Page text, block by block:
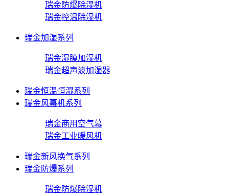
瑞金防爆除湿机
瑞金控温除湿机
瑞金加湿系列
瑞金湿膜加湿机
瑞金超声波加湿器
瑞金恒温恒湿系列
瑞金风幕机系列
瑞金商用空气幕
瑞金工业暖风机
瑞金新风换气系列
瑞金防爆系列
瑞金防爆除湿机